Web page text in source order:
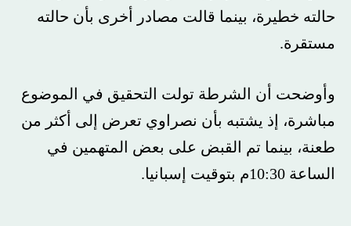
حالته خطيرة، بينما قالت مصادر أخرى بأن حالته
مستقرة.
وأوضحت أن الشرطة تولت التحقيق في الموضوع
مباشرة، إذ يشتبه بأن نصراوي تعرض إلى أكثر من
طعنة، بينما تم القبض على بعض المتهمين في
الساعة 10:30م بتوقيت إسبانيا.